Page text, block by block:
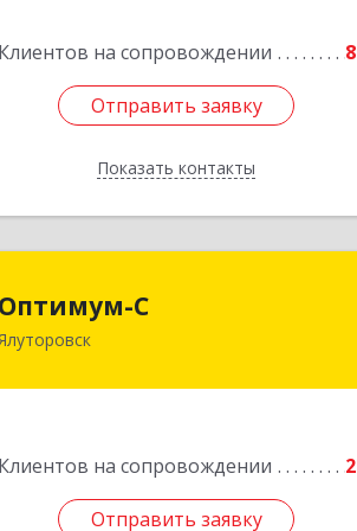
Клиентов на сопровождении 8
Отправить заявку
Показать контакты
Подробнее
Оптимум-С
Ялуторовск
Клиентов на сопровождении 2
Отправить заявку
Отправить заявку